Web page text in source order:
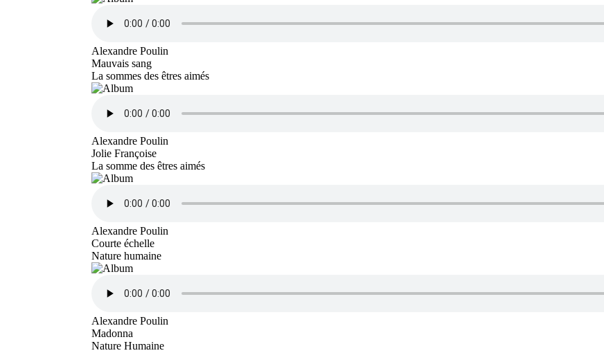
Alexandre Poulin
Mauvais sang
La sommes des êtres aimés
Alexandre Poulin
Jolie Françoise
La somme des êtres aimés
Alexandre Poulin
Courte échelle
Nature humaine
Alexandre Poulin
Madonna
Nature Humaine